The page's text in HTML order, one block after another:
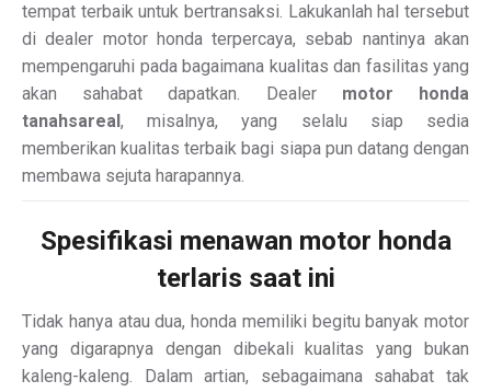
tempat terbaik untuk bertransaksi. Lakukanlah hal tersebut
di dealer motor honda terpercaya, sebab nantinya akan
mempengaruhi pada bagaimana kualitas dan fasilitas yang
akan sahabat dapatkan. Dealer motor honda
tanahsareal , misalnya, yang selalu siap sedia
memberikan kualitas terbaik bagi siapa pun datang dengan
membawa sejuta harapannya.
Spesifikasi menawan motor honda
terlaris saat ini
Tidak hanya atau dua, honda memiliki begitu banyak motor
yang digarapnya dengan dibekali kualitas yang bukan
kaleng-kaleng. Dalam artian, sebagaimana sahabat tak